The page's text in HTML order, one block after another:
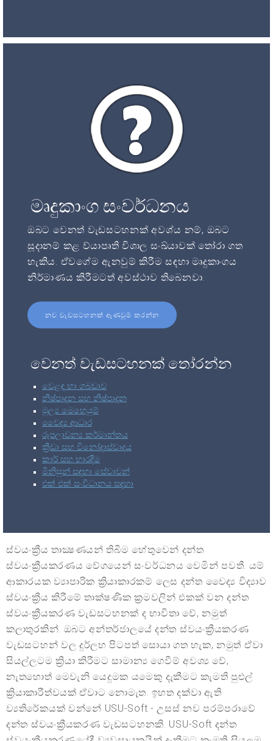
මෘදුකාංග සංවර්ධනය
ඔබට වෙනත් වැඩසටහනක් අවශ්ය නම්, ඔබට
සූදානම් කළ ව්යාපෘති විශාල සංඛ්යාවක් තෝරා ගත
හැකිය. ඒවගේම ඇනවුම් කිරීම සඳහා මෘදුකාංගය
නිර්මාණය කිරීමටත් අවස්ථාව තිබෙනවා.
නව වැඩසටහනක් ඇණවුම් කරන්න
වෙනත් වැඩසටහනක් තෝරන්න
වෙළඳ හා ගබඩාව
නිෂ්පාදන සහ නිෂ්පාදන
මූල්‍ය මෙහෙයුම්
වෛද්‍ය ආධාර
රූපලාවන්‍ය කර්මාන්තය
ක්‍රීඩා සහ විනෝදාස්වාදය
කාර් සහ භාරදීම
මිනිසුන් සඳහා සේවාවන්
එක් එක් සංවිධානය සඳහා
ස්වයංක්‍රීය තාක්‍ෂණයන් තිබීම හේතුවෙන් දන්ත
ස්වයංක්‍රීයකරණය වේගයෙන් සංවර්ධනය වෙමින් පවතී. යම්
ආකාරයක ව්‍යාපාරික ක්‍රියාකාරකම් ලෙස දන්ත වෛද්‍ය විද්‍යාව
ස්වයංක්‍රීය කිරීමේ තාක්ෂණික ක්‍රමවලින් එකක් වන දන්ත
ස්වයංක්‍රීයකරණ වැඩසටහනක් ද භාවිතා වේ, නමුත්
කලාතුරකින්. ඔබට අන්තර්ජාලයේ දන්ත ස්වයංක්‍රීයකරණ
වැඩසටහන් වල දුර්ලභ පිටපත් සොයා ගත හැක, නමුත් ඒවා
සියල්ලටම ක්‍රියා කිරීමට සාමාන්‍ය ගෙවීම් අවශ්‍ය වේ,
නැතහොත් මෙවැනි යෙදුමක යමෙකු දැකීමට කැමති පුළුල්
ක්‍රියාකාරීත්වයක් ඒවාට නොමැත. ඉහත දක්වා ඇති
ව්‍යතිරේකයක් වන්නේ USU-Soft - උසස් නව පරම්පරාවේ
දන්ත ස්වයංක්‍රීයකරණ වැඩසටහනකි. USU-Soft දන්ත